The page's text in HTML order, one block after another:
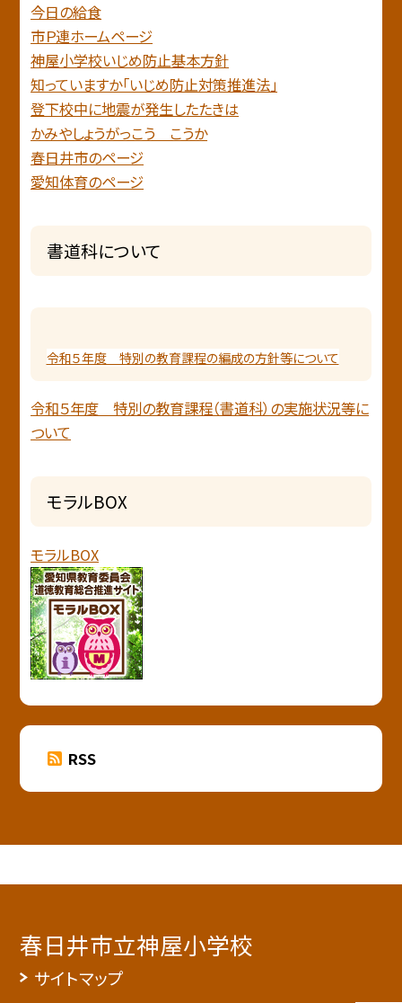
今日の給食
市Ｐ連ホームページ
神屋小学校いじめ防止基本方針
知っていますか「いじめ防止対策推進法」
登下校中に地震が発生したたきは
かみやしょうがっこう こうか
春日井市のページ
愛知体育のページ
書道科について
令和５年度 特別の教育課程の編成の方針等について
令和５年度 特別の教育課程（書道科）の実施状況等に
ついて
モラルBOX
モラルBOX
RSS
春日井市立神屋小学校
サイトマップ